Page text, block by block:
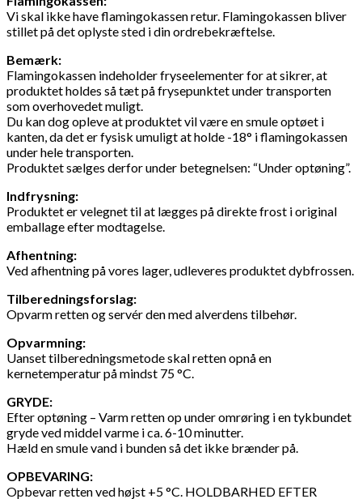
Vi skal ikke have flamingokassen retur. Flamingokassen bliver
stillet på det oplyste sted i din ordrebekræftelse.
Bemærk:
Flamingokassen indeholder fryseelementer for at sikrer, at
produktet holdes så tæt på frysepunktet under transporten
som overhovedet muligt.
Du kan dog opleve at produktet vil være en smule optøet i
kanten, da det er fysisk umuligt at holde -18° i flamingokassen
under hele transporten.
Produktet sælges derfor under betegnelsen: “Under optøning”.
Indfrysning:
Produktet er velegnet til at lægges på direkte frost i original
emballage efter modtagelse.
Afhentning:
Ved afhentning på vores lager, udleveres produktet dybfrossen.
Tilberedningsforslag:
Opvarm retten og servér den med alverdens tilbehør.
Opvarmning:
Uanset tilberedningsmetode skal retten opnå en
kernetemperatur på mindst 75 °C.
GRYDE:
Efter optøning – Varm retten op under omrøring i en tykbundet
gryde ved middel varme i ca. 6-10 minutter.
Hæld en smule vand i bunden så det ikke brænder på.
OPBEVARING:
Opbevar retten ved højst +5 °C. HOLDBARHED EFTER